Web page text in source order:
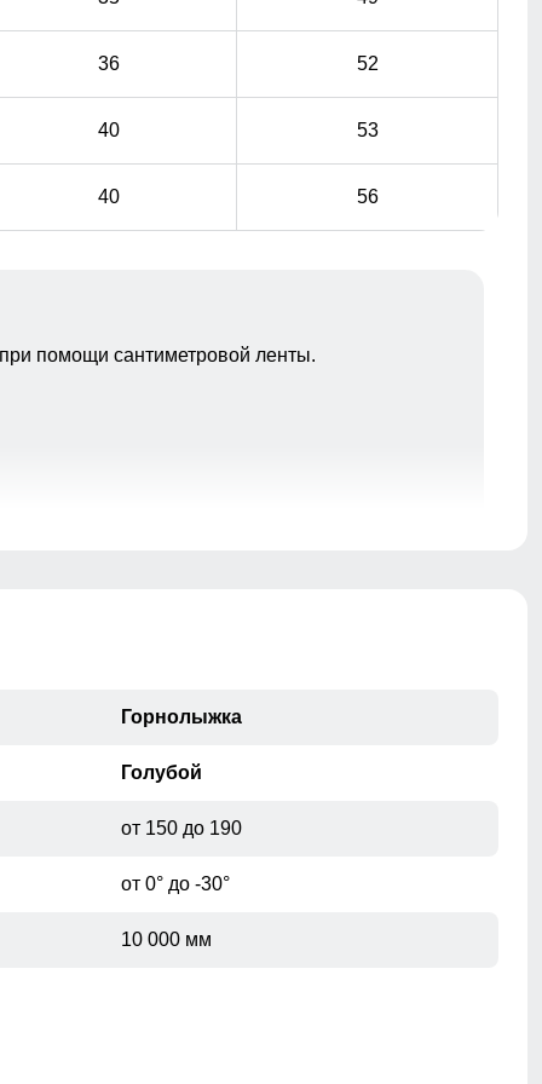
36 52
40 53
40 56
помощи сантиметровой ленты.
Горнолыжка
Голубой
от 150 до 190
от 0° до -30°
10 000 мм